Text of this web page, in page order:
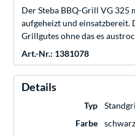
Der Steba BBQ-Grill VG
aufgeheizt und einsatzbereit.
Grillgutes ohne das es
Art.-Nr.: 1381078
Details
Typ
Farbe